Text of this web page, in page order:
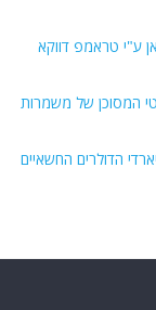
ע"י טראמפ דווקא
המסוכן של משמרות
הדולרים החשאיים